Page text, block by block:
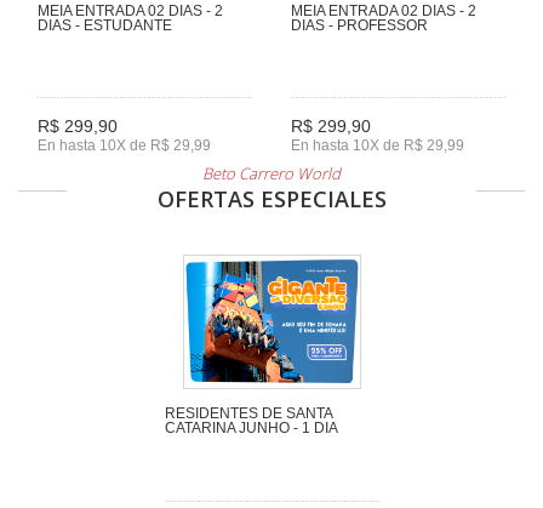
MEIA ENTRADA 02 DIAS - 2
DIAS - ESTUDANTE
R$ 299,90
En hasta 10X de R$ 29,99
MEIA ENTRADA 02 DIAS - 2
DIAS - PROFESSOR
R$ 299,90
En hasta 10X de R$ 29,99
Beto Carrero World
OFERTAS ESPECIALES
RESIDENTES DE SANTA
CATARINA JUNHO - 1 DIA